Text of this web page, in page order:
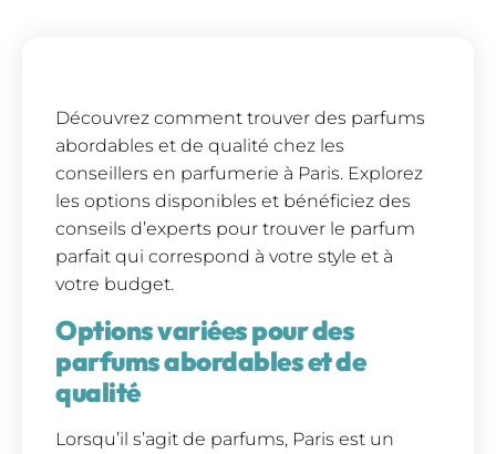
Découvrez comment trouver des parfums
abordables et de qualité chez les
conseillers en parfumerie à Paris. Explorez
les options disponibles et bénéficiez des
conseils d’experts pour trouver le parfum
parfait qui correspond à votre style et à
votre budget.
Options variées pour des
parfums abordables et de
qualité
Lorsqu’il s’agit de parfums, Paris est un